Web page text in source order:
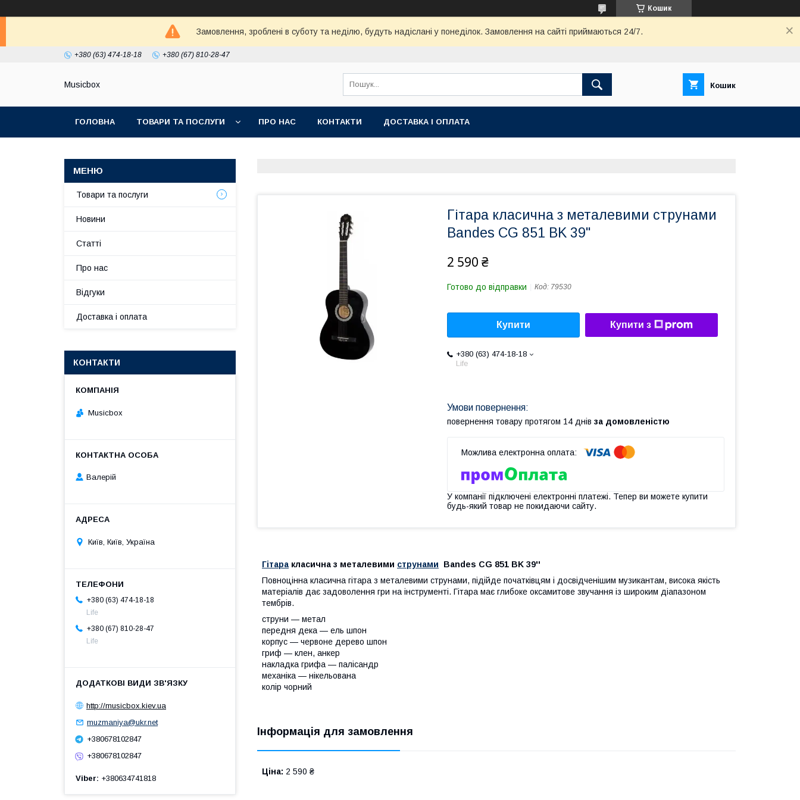
Кошик
Замовлення, зроблені в суботу та неділю, будуть надіслані у понеділок. Замовлення на сайті приймаються 24/7.
+380 (63) 474-18-18 +380 (67) 810-28-47
Musicbox Кошик
ГОЛОВНА ТОВАРИ ТА ПОСЛУГИ ПРО НАС КОНТАКТИ ДОСТАВКА І ОПЛАТА
Гітара класична з металевими струнами
Bandes CG 851 BK 39''
2 590 ₴
Готово до відправки Код: 79530
Купити Купити з
+380 (63) 474-18-18
Life
повернення товару протягом 14 днів за домовленістю
У компанії підключені електронні платежі. Тепер ви можете купити
будь-який товар не покидаючи сайту.
Гітара класична з металевими струнами Bandes CG 851 BK 39''
Повноцінна класична гітара з металевими струнами, підійде початківцям і досвідченішим музикантам, висока якість
матеріалів дає задоволення гри на інструменті. Гітара має глибоке оксамитове звучання із широким діапазоном
тембрів.
струни — метал
передня дека — ель шпон
корпус — червоне дерево шпон
гриф — клен, анкер
накладка грифа — палісандр
механіка — нікельована
колір чорний
Інформація для замовлення
Ціна: 2 590 ₴
Товари та послуги
Новини
Статті
Про нас
Відгуки
Доставка і оплата
КОНТАКТИ
Musicbox
Валерій
Київ, Київ, Україна
+380 (63) 474-18-18
Life
+380 (67) 810-28-47
Life
http://musicbox.kiev.ua
muzmaniya@ukr.net
+380678102847
+380678102847
Viber +380634741818